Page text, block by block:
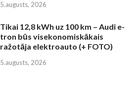
5.augusts, 2026
Tikai 12,8 kWh uz 100 km – Audi e-
tron būs visekonomiskākais
ražotāja elektroauto (+ FOTO)
5.augusts, 2026